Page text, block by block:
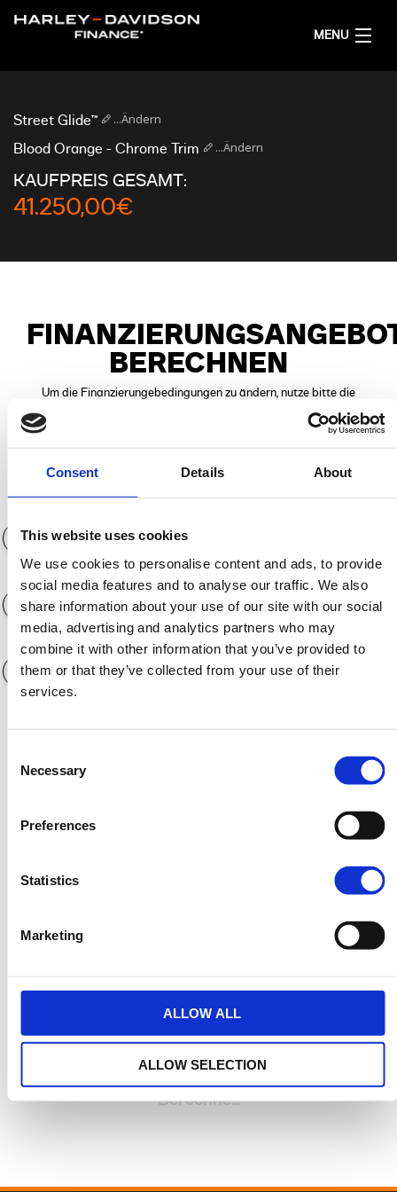
Consent Details About
This website uses cookies
We use cookies to personalise content and ads, to provide
social media features and to analyse our traffic. We also
share information about your use of our site with our social
media, advertising and analytics partners who may
combine it with other information that you’ve provided to
them or that they’ve collected from your use of their
services.
Selection
Necessary
Preferences
Statistics
Marketing
ALLOW ALL
ALLOW SELECTION
MENU
FINANZIERUNGSANGEBOT RECHNEN
Street Glide™ ...Ändern
Blood Orange - Chrome Trim ...Ändern
KAUFPREIS GESAMT:
41.250,00€
BERECHNEN
Um die Finanzierungebedingungen zu ändern, nutze bitte die
Anzahlung (€) 0€
Laufzeit der Finanzierung 12 Monate
Jahreskilometerleistung 3.000 KM
der Santander Consumer Bank GmbH. Bankübliche Bonitätskriterien
vorausgesetzt. Vorbehaltlich Änderungen, Irrtümer und Fehler. Angebot
Blood Orange - Chrome Trim
Kaufpreis 41.250,00€
41.250,00€